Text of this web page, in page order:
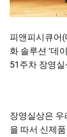
피앤피시큐어
화 솔루션 ‘데
51주차 장영
장영실상은 우
을 따서 신제